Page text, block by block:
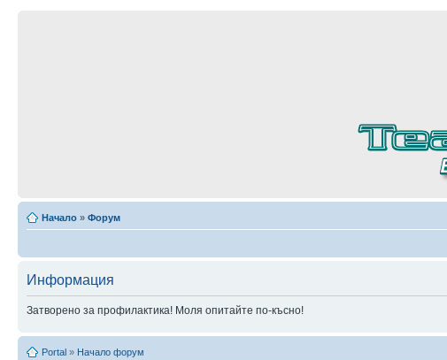
Начало » Форум
Информация
Затворено за профилактика! Моля опитайте по-късно!
Portal » Начало форум